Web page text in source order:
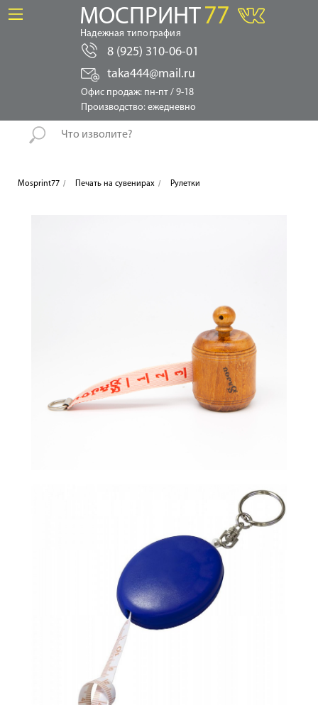
МОСПРИНТ
8 (925) 310-06-01
taka444@mail.ru
Офис продаж: пн-пт / 9-18
Производство: ежедневно
Надежная типография
77
Mosprint77 / Печать на сувенирах / Рулетки